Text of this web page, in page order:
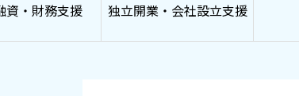
資・財務支援 独立開業・会社設立支援